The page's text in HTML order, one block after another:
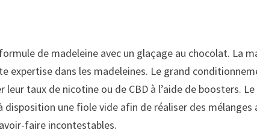
de madeleine avec un glaçage au chocolat. La
dans les madeleines. Le grand
taux de nicotine ou de CBD à l’aide de boosters.
une fiole vide afin de réaliser des
faire incontestables.